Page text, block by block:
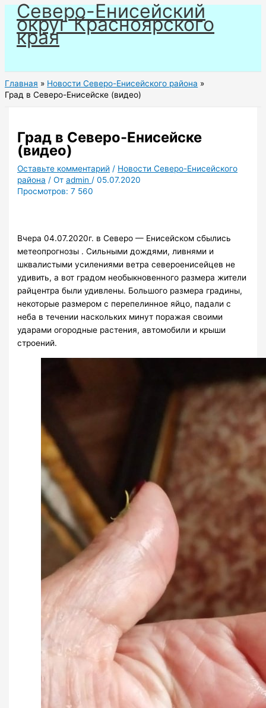
Перейти
содержимому
Северо-Енисейский
округ Красноярского
края
Главная
Новости Северо-Енисейского района
Град в Северо-Енисейске (видео)
Град в Северо-Енисейске
(видео)
Оставьте комментарий / Новости Северо-Енисейского
района / Отadmin /05.07.2020
Просмотров: 7 560
Вчера 04.07.2020г. в Северо — Енисейском сбылись
метеопрогнозы . Сильными дождями, ливнями и
шквалистыми усилениями ветра североенисейцев не
удивить, а вот градом необыкновенного размера жители
райцентра были удивлены. Большого размера градины,
некоторые размером с перепелинное яйцо, падали с
неба в течении наскольких минут поражая своими
ударами огородные растения, автомобили и крыши
строений.